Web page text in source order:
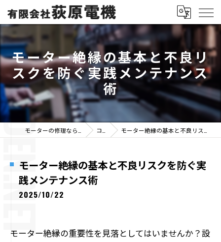
モーター絶縁の基本と不良リ
スクを防ぐ実践メンテナンス
術
コラム モーター絶縁の基本と不良リスクを防ぐ実践メンテナンス術
モーター絶縁の基本と不良リスクを防ぐ実
践メンテナンス術
2025/10/22
モーター絶縁の重要性を見落としてはいませんか？設